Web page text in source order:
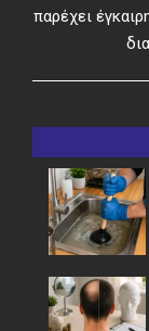
παρέχει